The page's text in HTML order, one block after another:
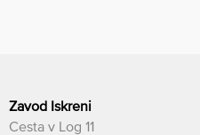
Zavod Iskreni
Cesta v Log 11